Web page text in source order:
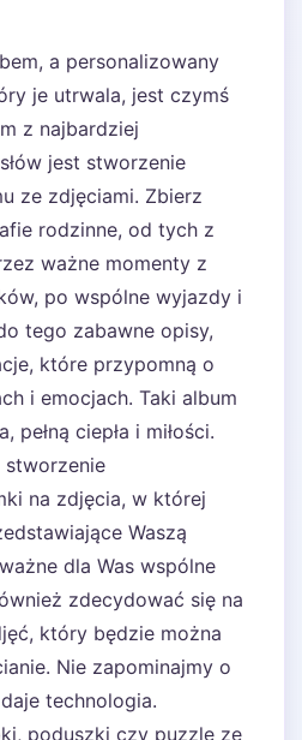
a personalizowany
je utrwala, jest czymś
z najbardziej
jest stworzenie
ze zdjęciami. Zbierz
rodzinne, od tych z
ważne momenty z
po wspólne wyjazdy i
tego zabawne opisy,
które przypomną o
i emocjach. Taki album
pełną ciepła i miłości.
stworzenie
na zdjęcia, w której
Waszą
dla Was wspólne
zdecydować się na
który będzie można
Nie zapominajmy o
technologia.
poduszki czy puzzle ze